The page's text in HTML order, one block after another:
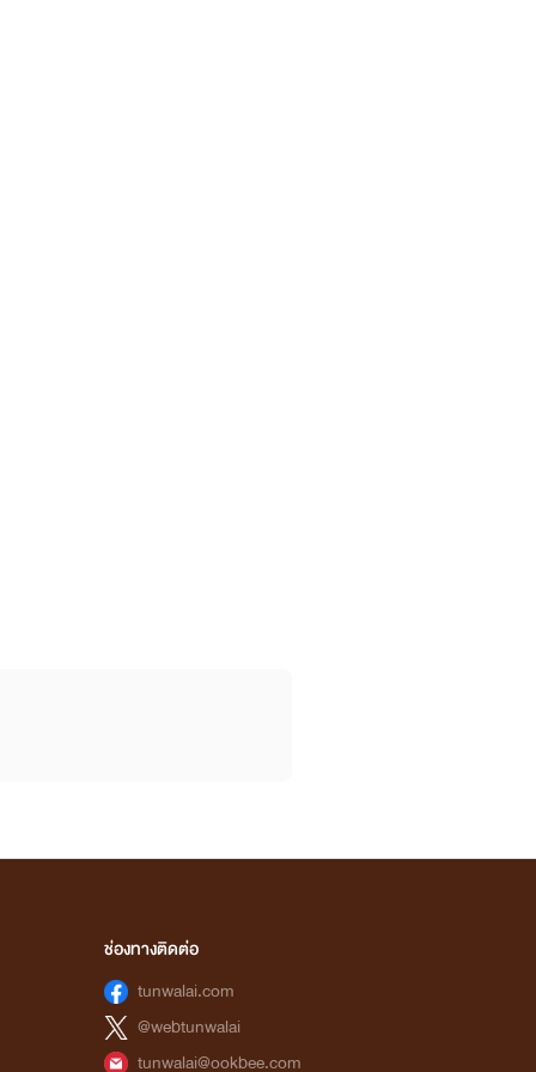
ช่องทางติดต่อ
tunwalai.com
@webtunwalai
tunwalai@ookbee.com